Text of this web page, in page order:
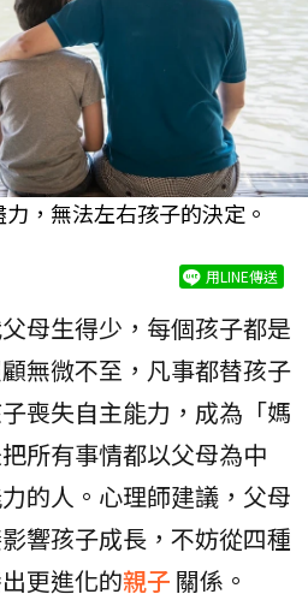
，無法左右孩子的決定。
用LINE傳送
母生得少，每個孩子都是
無微不至，凡事都替孩子
喪失自主能力，成為「媽
所有事情都以父母為中
的人。心理師建議，父母
響孩子成長，不妨從四種
更進化的親子 關係。